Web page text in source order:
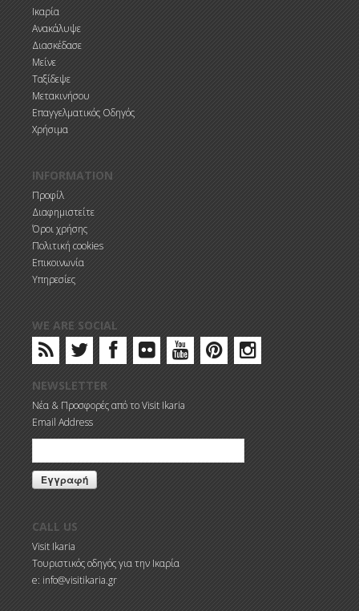
Ικαρία
Ανακάλυψε
Διασκέδασε
Μείνε
Ταξίδεψε
Μετακινήσου
Επαγγελματικός Οδηγός
Χρήσιμα
INFORMATION
Προφίλ
Διαφημιστείτε
Όροι χρήσης
Πολιτική cookies
Επικοινωνία
Υπηρεσίες
WE ARE SOCIAL
NEWSLETTER
Νέα & Προσφορές από το Visit Ikaria
Email Address
CALL US
Visit Ikaria
Τουριστικός οδηγός για την Ικαρία
e: info@visitikaria.gr